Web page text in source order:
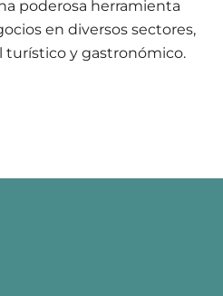
poderosa herramienta
en diversos sectores,
turístico y gastronómico.